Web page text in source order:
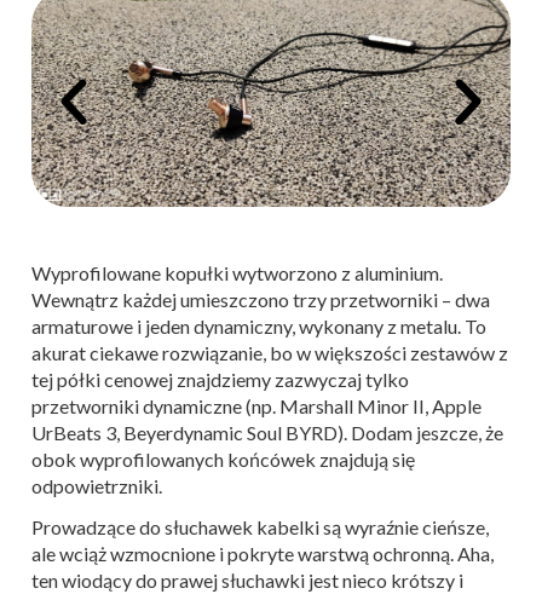
Wyprofilowane kopułki wytworzono z aluminium.
Wewnątrz każdej umieszczono trzy przetworniki – dwa
armaturowe i jeden dynamiczny, wykonany z metalu. To
akurat ciekawe rozwiązanie, bo w większości zestawów z
tej półki cenowej znajdziemy zazwyczaj tylko
przetworniki dynamiczne (np. Marshall Minor II, Apple
UrBeats 3, Beyerdynamic Soul BYRD). Dodam jeszcze, że
obok wyprofilowanych końcówek znajdują się
odpowietrzniki.
Prowadzące do słuchawek kabelki są wyraźnie cieńsze,
ale wciąż wzmocnione i pokryte warstwą ochronną. Aha,
ten wiodący do prawej słuchawki jest nieco krótszy i